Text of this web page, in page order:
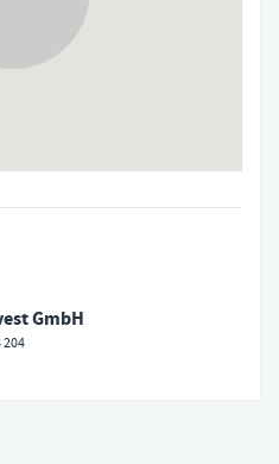
GmbH
204